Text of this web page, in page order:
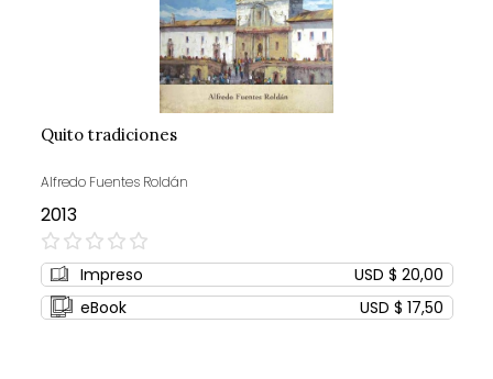
Quito tradiciones
Alfredo Fuentes Roldán
2013
0%
Impreso
USD $ 20,00
eBook
USD $ 17,50